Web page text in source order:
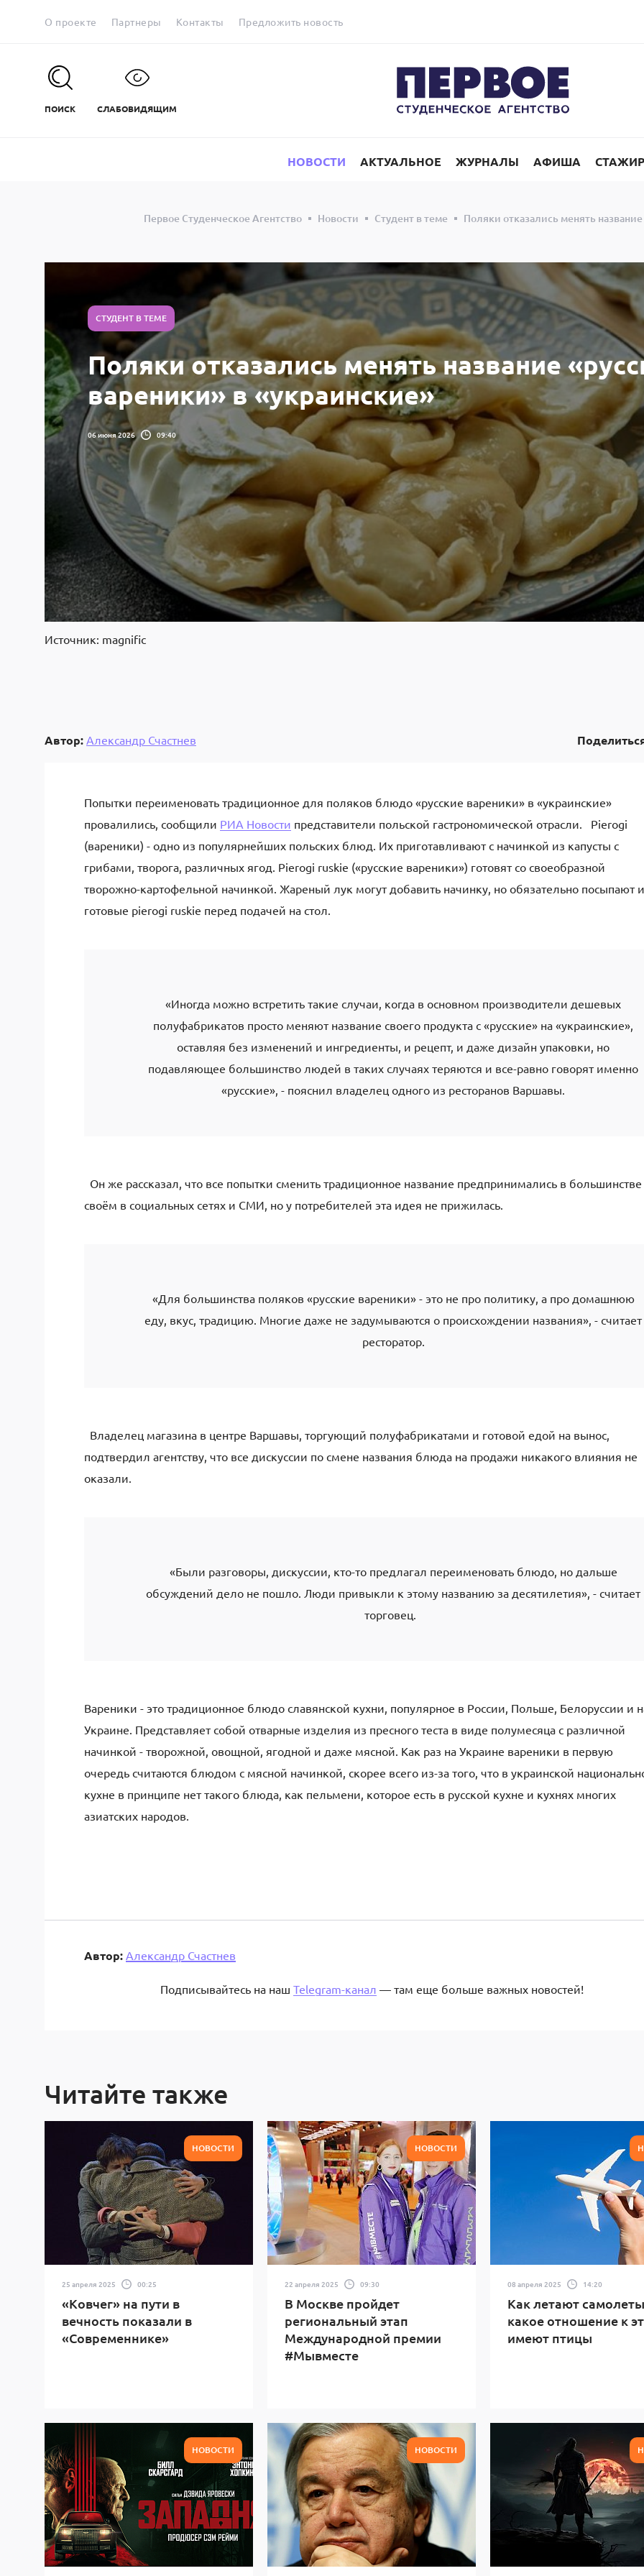
О проекте Партнеры Контакты Предложить новость
ПОИСК СЛАБОВИДЯЩИМ
НОВОСТИ АКТУАЛЬНОЕ ЖУРНАЛЫ АФИША
Первое Студенческое Агентство Новости Студент в теме Поляки отказались менять
СТУДЕНТ В ТЕМЕ
Поляки отказались менять название
вареники» в «украинские»
06 июня 2026 09:40
Источник: magnific
Автор: Александр Счастнев
Попытки переименовать традиционное для поляков блюдо «русские вареники» в «украинские»
провалились, сообщили РИА Новости представители польской гастрономической отрасли. Pierogi
(вареники) - одно из популярнейших польских блюд. Их приготавливают с начинкой из капусты с
грибами, творога, различных ягод. Pierogi ruskie («русские вареники») готовят со своеобразной
творожно-картофельной начинкой. Жареный лук могут добавить начинку, но обязательно посыпают
готовые pierogi ruskie перед подачей на стол.
«Иногда можно встретить такие случаи, когда в основном производители дешевых
полуфабрикатов просто меняют название своего продукта с «русские» на «украинские»,
оставляя без изменений и ингредиенты, и рецепт, и даже дизайн упаковки, но
подавляющее большинство людей в таких случаях теряются и все-равно говорят именно
«русские», - пояснил владелец одного из ресторанов Варшавы.
Он же рассказал, что все попытки сменить традиционное название предпринимались в большинстве
своём в социальных сетях и СМИ, но у потребителей эта идея не прижилась.
«Для большинства поляков «русские вареники» - это не про политику, а про домашнюю
еду, вкус, традицию. Многие даже не задумываются о происхождении названия», - считает
ресторатор.
Владелец магазина в центре Варшавы, торгующий полуфабрикатами и готовой едой на вынос,
подтвердил агентству, что все дискуссии по смене названия блюда на продажи никакого влияния не
оказали.
«Были разговоры, дискуссии, кто-то предлагал переименовать блюдо, но дальше
обсуждений дело не пошло. Люди привыкли к этому названию за десятилетия», - считает
торговец.
Вареники - это традиционное блюдо славянской кухни, популярное в России, Польше, Белоруссии и
Украине. Представляет собой отварные изделия из пресного теста в виде полумесяца с различной
начинкой - творожной, овощной, ягодной и даже мясной. Как раз на Украине вареники в первую
очередь считаются блюдом с мясной начинкой, скорее всего из-за того, что в украинской
кухне в принципе нет такого блюда, как пельмени, которое есть в русской кухне и кухнях многих
азиатских народов.
Автор: Александр Счастнев
Подписывайтесь на наш Telegram-канал — там еще больше важных новостей!
Читайте также
НОВОСТИ
25 апреля 2025 00:25
«Ковчег» на пути в
вечность показали в
«Современнике»
НОВОСТИ
22 апреля 2025 09:30
В Москве пройдет
региональный этап
Международной премии
#Мывместе
08 апреля 2025 14:20
Как летают
какое отношение к
имеют птицы
НОВОСТИ НОВОСТИ